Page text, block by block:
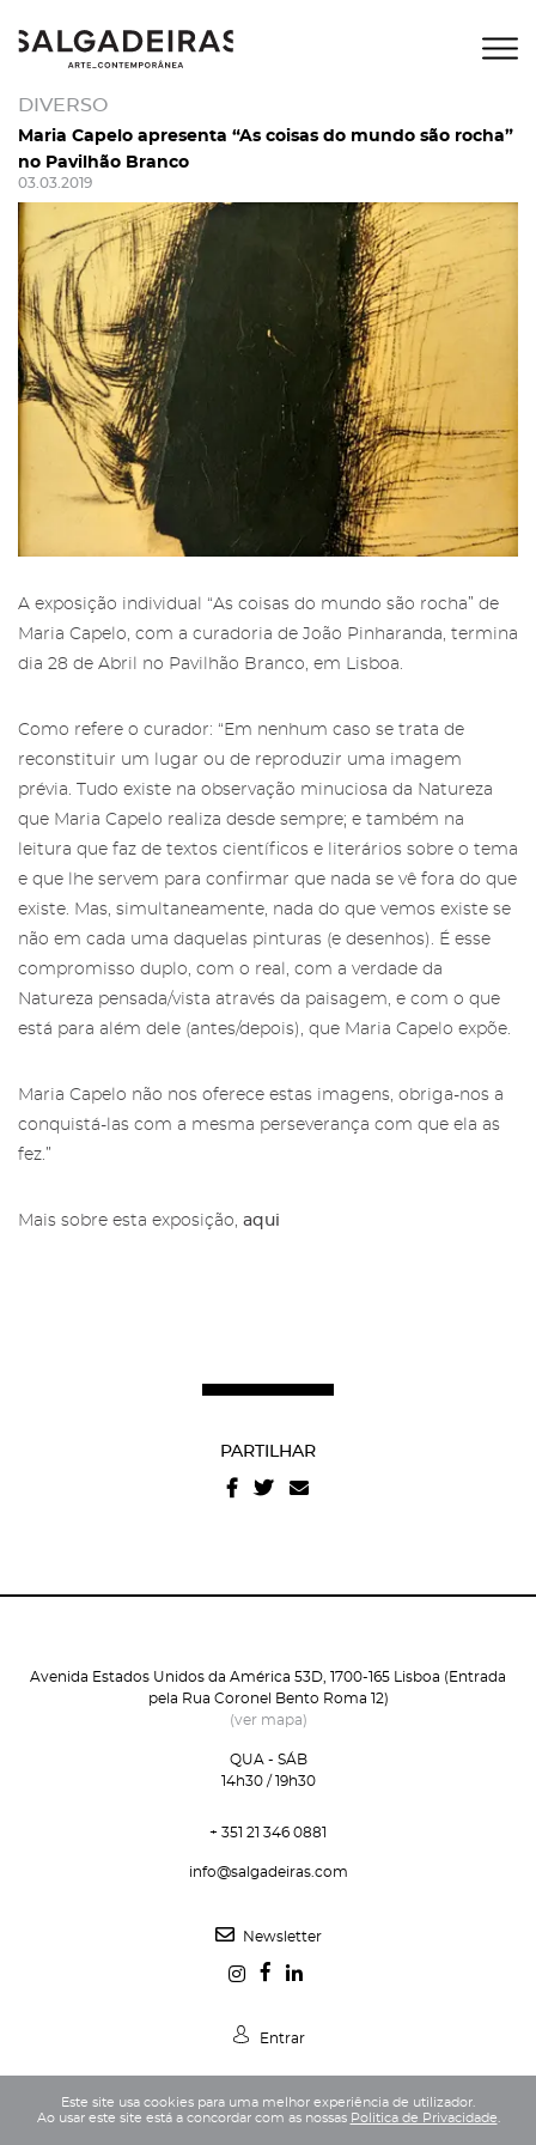
DIVERSO
Maria Capelo apresenta “As coisas do mundo são rocha”
no Pavilhão Branco
03.03.2019
A exposição individual “As coisas do mundo são rocha” de
Maria Capelo, com a curadoria de João Pinharanda, termina
dia 28 de Abril no Pavilhão Branco, em Lisboa.
Como refere o curador: “Em nenhum caso se trata de
reconstituir um lugar ou de reproduzir uma imagem
prévia. Tudo existe na observação minuciosa da Natureza
que Maria Capelo realiza desde sempre; e também na
leitura que faz de textos científicos e literários sobre o tema
e que lhe servem para confirmar que nada se vê fora do que
existe. Mas, simultaneamente, nada do que vemos existe se
não em cada uma daquelas pinturas (e desenhos). É esse
compromisso duplo, com o real, com a verdade da
Natureza pensada/vista através da paisagem, e com o que
está para além dele (antes/depois), que Maria Capelo expõe.
Maria Capelo não nos oferece estas imagens, obriga-nos a
conquistá-las com a mesma perseverança com que ela as
fez.”
Mais sobre esta exposição, aqui
PARTILHAR
Avenida Estados Unidos da América 53D, 1700-165 Lisboa (Entrada
pela Rua Coronel Bento Roma 12)
(ver mapa)
QUA - SÁB
14h30 / 19h30
+ 351 21 346 0881
info@salgadeiras.com
Newsletter
Entrar
Este site usa cookies para uma melhor experiência de utilizador.
Ao usar este site está a concordar com as nossas Politica de Privacidade
Área reservada para Amigos das
Salgadeiras
Mais informação sobre os Amigos das
Salgadeiras,aqui .
Iniciar Sessão
Subscreva a newsletter da Galeria
das Salgadeiras.
Preencha os dados e prima 'Subscrever'
para receber as nossas notícias.